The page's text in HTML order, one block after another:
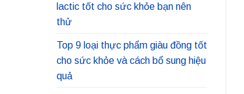
lactic tốt cho sức khỏe bạn nên
thử
Top 9 loại thực phẩm giàu đồng tốt
cho sức khỏe và cách bổ sung hiệu
quả